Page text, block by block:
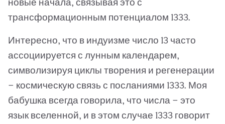
трансформационным потенциалом 1333.
Интересно, что в индуизме число 13 часто
ассоциируется с лунным календарем,
символизируя циклы творения и регенерации
— космическую связь с посланиями 1333. Моя
бабушка всегда говорила, что числа — это
язык вселенной, и в этом случае 1333 говорит